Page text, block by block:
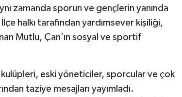
zamanda sporun ve gençlerin yanında
halkı tarafından yardımsever kişiliği,
Mutlu, Çan’ın sosyal ve sportif
kulüpleri, eski yöneticiler, sporcular ve çok
taziye mesajları yayımladı.